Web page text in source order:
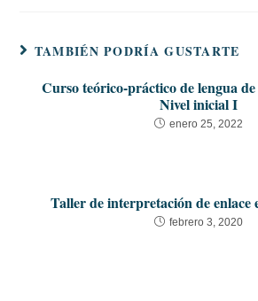
TAMBIÉN PODRÍA GUSTARTE
Curso teórico-práctico de lengua de
Nivel inicial I
enero 25, 2022
Taller de interpretación de enlace
febrero 3, 2020